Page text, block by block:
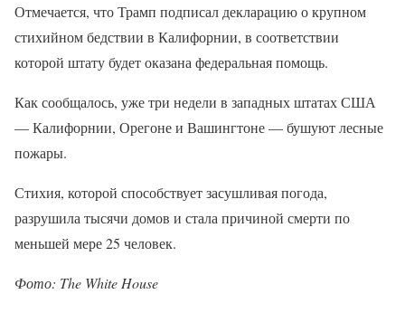
Отмечается, что Трамп подписал декларацию о крупном
стихийном бедствии в Калифорнии, в соответствии
которой штату будет оказана федеральная помощь.
Как сообщалось, уже три недели в западных штатах США
— Калифорнии, Орегоне и Вашингтоне — бушуют лесные
пожары.
Стихия, которой способствует засушливая погода,
разрушила тысячи домов и стала причиной смерти по
меньшей мере 25 человек.
Фото: The White House